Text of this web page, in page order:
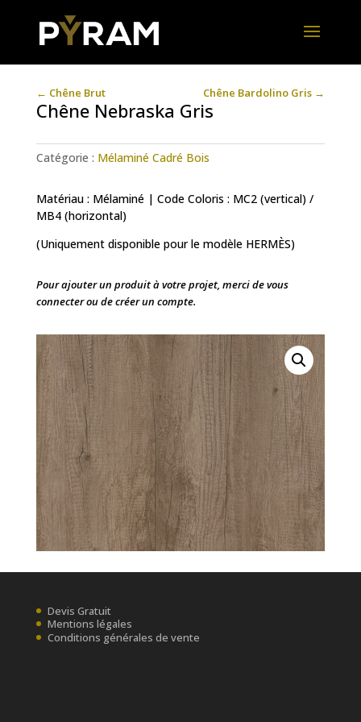
← Chêne Brut Chêne Bardolino Gris →
Chêne Nebraska Gris
Catégorie : Mélaminé Cadré Bois
Matériau : Mélaminé | Code Coloris : MC2 (vertical) /
MB4 (horizontal)
(Uniquement disponible pour le modèle HERMÈS)
Pour ajouter un produit à votre projet, merci de vous
connecter ou de créer un compte.
Devis Gratuit
Mentions légales
Conditions générales de vente